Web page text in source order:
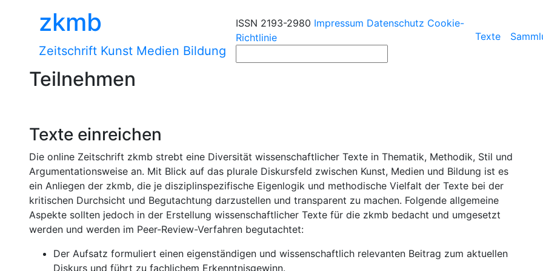
zkmb
Zeitschrift Kunst Medien Bildung
ISSN 2193-2980 Impressum Datenschutz Cookie-
Richtlinie
Texte
Teilnehmen
Texte einreichen
Die online Zeitschrift zkmb strebt eine Diversität wissenschaftlicher Texte in Thematik, Methodik, Stil und
Argumentationsweise an. Mit Blick auf das plurale Diskursfeld zwischen Kunst, Medien und Bildung ist es
ein Anliegen der zkmb, die je disziplinspezifische Eigenlogik und methodische Vielfalt der Texte bei der
kritischen Durchsicht und Begutachtung darzustellen und transparent zu machen. Folgende allgemeine
Aspekte sollten jedoch in der Erstellung wissenschaftlicher Texte für die zkmb bedacht und umgesetzt
werden und werden im Peer-Review-Verfahren begutachtet:
Der Aufsatz formuliert einen eigenständigen und wissenschaftlich relevanten Beitrag zum aktuellen
Diskurs und führt zu fachlichem Erkenntnisgewinn.